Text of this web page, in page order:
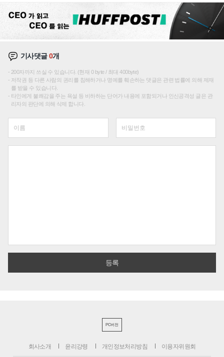
기사댓글0개
200자까지 쓰실 수 있습니다. (현재 0 byte / 최대 400byte)
저작권 등 다른 사람의 권리를 침해하거나 명예를 훼손하는 댓글은 관련 법률에 의해 제재
를 받을 수 있습니다.
타인에게 불쾌감을 주는 욕설 등 비하하는 단어가 내용에 포함되거나 인신공격성 글은 관
리자의 판단에 의해 삭제 합니다.
PC버전
회사소개 윤리강령 개인정보처리방침 이용자위원회